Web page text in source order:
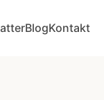
BlogKontakt